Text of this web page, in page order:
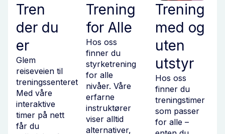
Tren
der du
er
Glem
reiseveien til
treningssenteret!
Med våre
interaktive
timer på nett
får du
Trening
for Alle
Hos oss
finner du
styrketrening
for alle
nivåer. Våre
erfarne
instruktører
viser alltid
alternativer,
Trening
med og
uten
utstyr
Hos oss
finner du
treningstimer
som passer
for alle –